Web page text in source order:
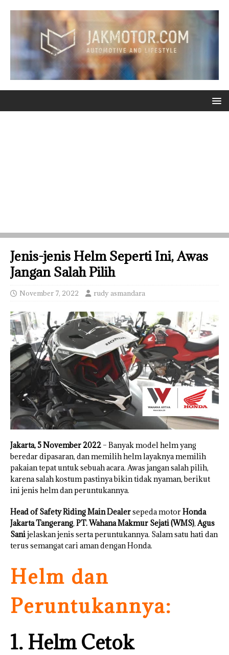
Jenis-jenis Helm Seperti Ini, Awas
Jangan Salah Pilih
November 7, 2022 rudy asmandara
Jakarta, 5 November 2022 – Banyak model helm yang
beredar dipasaran, dan memilih helm layaknya memilih
pakaian tepat untuk sebuah acara. Awas jangan salah pilih,
karena salah kostum pastinya bikin tidak nyaman, berikut
ini jenis helm dan peruntukannya.
Head of Safety Riding Main Dealersepeda motorHonda
Jakarta Tangerang, PT. Wahana Makmur Sejati (WMS),Agus
Sanijelaskan jenis serta peruntukannya. Salam satu hati dan
terus semangat cari aman dengan Honda.
Helm dan
Peruntukannya:
1. Helm Cetok